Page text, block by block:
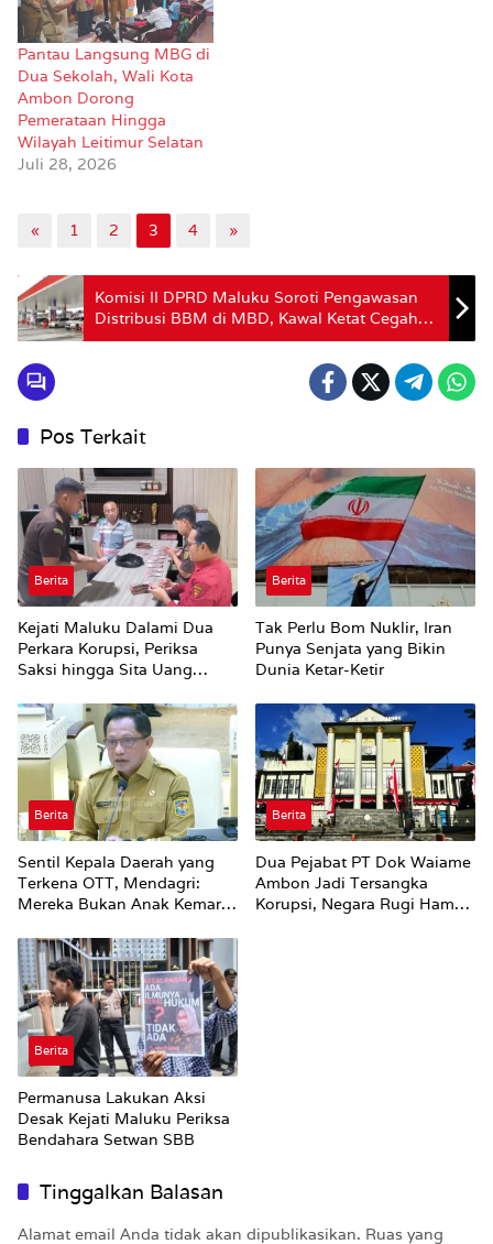
Pantau Langsung MBG di
Dua Sekolah, Wali Kota
Ambon Dorong
Pemerataan Hingga
Wilayah Leitimur Selatan
Juli 28, 2026
« 1 2 3 4 »
Komisi II DPRD Maluku Soroti Pengawasan
Distribusi BBM di MBD, Kawal Ketat Cegah
Penimbunan
Pos Terkait
Berita
Kejati Maluku Dalami Dua
Perkara Korupsi, Periksa
Saksi hingga Sita Uang
Berita
Tak Perlu Bom Nuklir, Iran
Punya Senjata yang Bikin
Dunia Ketar-Ketir
Berita
Sentil Kepala Daerah yang
Terkena OTT, Mendagri:
Mereka Bukan Anak Kemarin
Berita
Dua Pejabat PT Dok Waiame
Ambon Jadi Tersangka
Korupsi, Negara Rugi Hampir
Berita
Permanusa Lakukan Aksi
Desak Kejati Maluku Periksa
Bendahara Setwan SBB
Tinggalkan Balasan
Alamat email Anda tidak akan dipublikasikan. Ruas yang